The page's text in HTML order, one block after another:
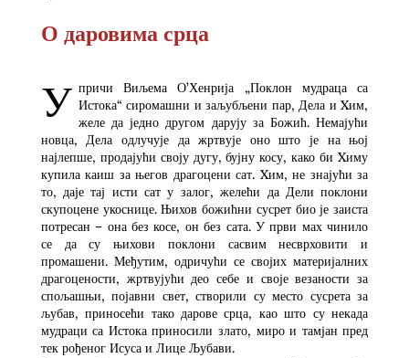
О даровима срца
У причи Виљема О’Хенрија „Поклон мудраца са
Истока“ сиромашни и заљубљени пар, Дела и Xим,
желе да једно другом дарују за Божић. Немајући
новца, Дела одлучује да жртвује оно што је на њој
најлепше, продајући своју дугу, бујну косу, како би Xиму
купила каиш за његов драгоцени сат. Xим, не знајући за
то, даје тај исти сат у залог, желећи да Дели поклони
скупоцене укоснице. Њихов божићни сусрет био је заиста
потресан – она без косе, он без сата. У први мах чинило
се да су њихови поклони сасвим несврховити и
промашени. Међутим, одричући се својих материјалних
драгоцености, жртвујући део себе и своје везаности за
спољашњи, појавни свет, створили су место сусрета за
љубав, приносећи тако дарове срца, као што су некада
мудраци са Истока приносили злато, миро и тамјан пред
тек рођеног Исуса и Лице Љубави.